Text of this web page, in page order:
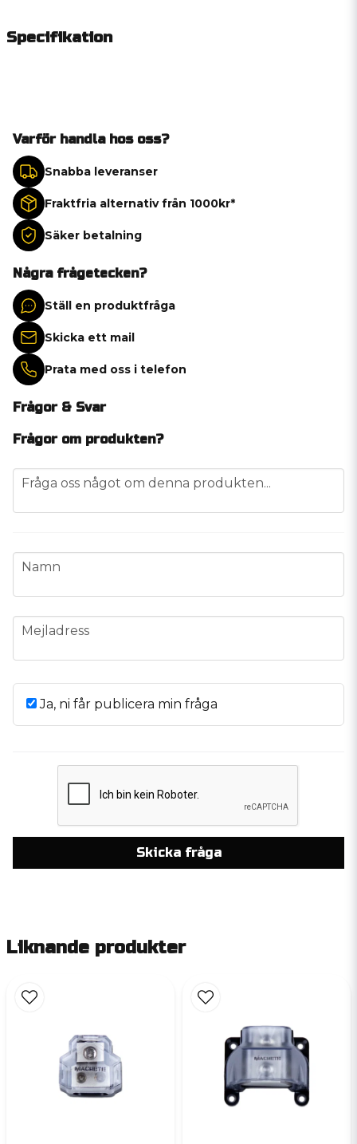
Specifikation
Varför handla hos oss?
Snabba leveranser
Fraktfria alternativ från 1000kr*
Säker betalning
Några frågetecken?
Ställ en produktfråga
Skicka ett mail
Prata med oss i telefon
Frågor & Svar
Frågor om produkten?
question
Fråga oss något om denna produkten...
name
Namn
email
Mejladress
Ja, ni får publicera min fråga
Skicka fråga
Liknande produkter